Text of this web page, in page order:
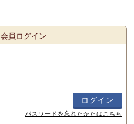
会員ログイン
パスワードを忘れたかたはこちら